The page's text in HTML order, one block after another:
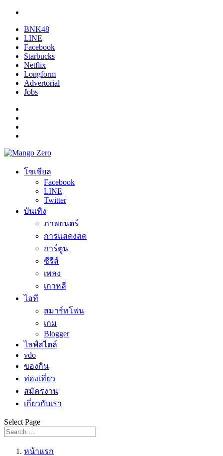
BNK48
LINE
Facebook
Starbucks
Netflix
Longform
Advertorial
Jobs
โซเชียล
Facebook
LINE
Twitter
บันเทิง
ภาพยนตร์
การแสดงสด
การ์ตูน
ซีรีส์
เพลง
เกาหลี
ไอที
สมาร์ทโฟน
เกม
Blogger
ไลฟ์สไตล์
vdo
ของกิน
ท่องเที่ยว
สมัครงาน
เกี่ยวกับเรา
Select Page
หน้าแรก